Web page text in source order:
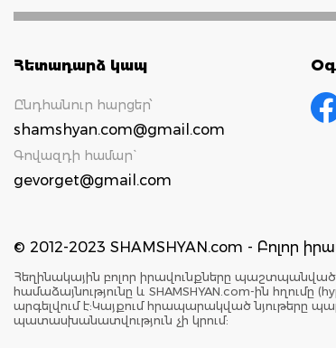
Հետադարձ կապ
Ընդհանուր հարցեր՝
shamshyan.com@gmail.com
Գովազդի համար`
gevorget@gmail.com
© 2012-2023 SHAMSHYAN.com - Բոլոր
Հեղինակային բոլոր իրավունքները պաշտպանված
համաձայնությունը և SHAMSHYAN.com-ին
արգելվում է:Կայքում հրապարակված նյութերը
պատասխանատվություն չի կրում: